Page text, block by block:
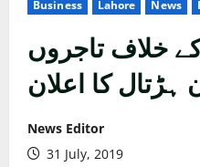
Business Lahore News
خلاف تاجروں
ہڑتال کا اعلان
News Editor
31 July, 2019